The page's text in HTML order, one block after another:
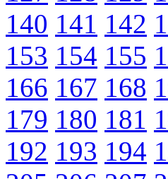
140 141 142
153 154 155
166 167 168
179 180 181
192 193 194